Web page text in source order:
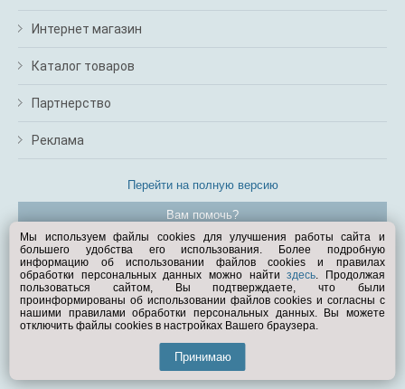
Интернет магазин
Каталог товаров
Партнерство
Реклама
Перейти на полную версию
Вам помочь?
© Exist.ru 1998—2026
Мы используем файлы cookies для улучшения работы сайта и
большего удобства его использования. Более подробную
информацию об использовании файлов cookies и правилах
обработки персональных данных можно найтиздесь. Продолжая
пользоваться сайтом, Вы подтверждаете, что были
проинформированы об использовании файлов cookies и согласны с
нашими правилами обработки персональных данных. Вы можете
отключить файлы cookies в настройках Вашего браузера.
Принимаю